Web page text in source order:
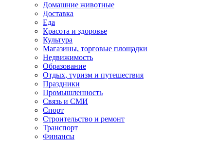
Домашние животные
Доставка
Еда
Красота и здоровье
Культура
Магазины, торговые площадки
Недвижимость
Образование
Отдых, туризм и путешествия
Праздники
Промышленность
Связь и СМИ
Спорт
Строительство и ремонт
Транспорт
Финансы